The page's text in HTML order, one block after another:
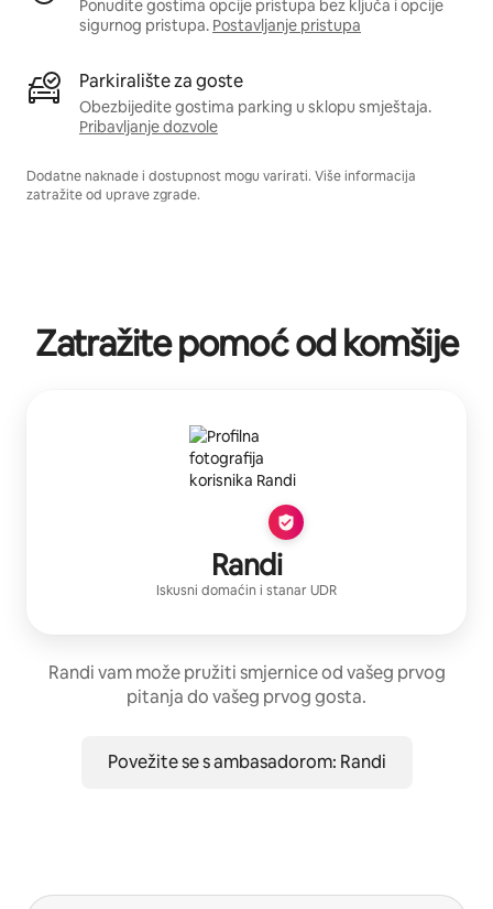
Ponudite gostima opcije pristupa bez ključa i opcije
sigurnog pristupa. Postavljanje pristupa
Parkiralište za goste
Obezbijedite gostima parking u sklopu smještaja.
Pribavljanje dozvole
Dodatne naknade i dostupnost mogu varirati. Više informacija
zatražite od uprave zgrade.
Zatražite pomoć od komšije
Randi
Iskusni domaćin i stanarUDR
Randi vam može pružiti smjernice od vašeg prvog
pitanja do vašeg prvog gosta.
Povežite se s ambasadorom: Randi